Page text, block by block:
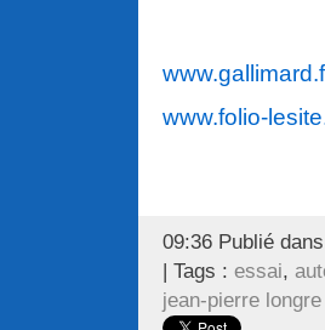
www.folio-
09:36 Publié
| Tags : essai,
jean-pierre longre